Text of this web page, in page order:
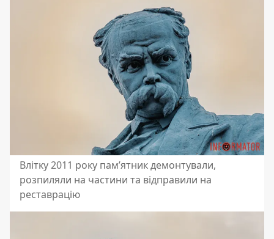
Влітку 2011 року пам’ятник демонтували,
розпиляли на частини та відправили на
реставрацію